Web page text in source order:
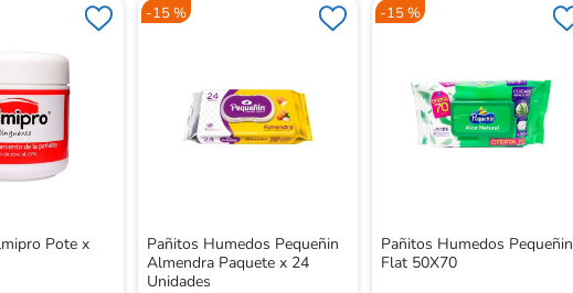
Pote x
-15 %
Pañitos Humedos Pequeñin
Almendra Paquete x 24
Unidades
-15 %
Pañitos Humedos Pequeñin
Flat 50X70